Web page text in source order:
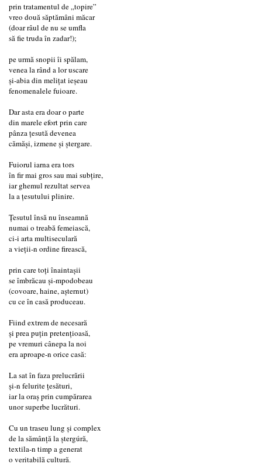
prin tratamentul de „topire”
vreo două săptămâni măcar
(doar râul de nu se umfla
să fie truda în zadar!);
pe urmă snopii îi spălam,
venea la rând a lor uscare
și-abia din melițat ieșeau
fenomenalele fuioare.
Dar asta era doar o parte
din marele efort prin care
pânza țesută devenea
cămăși, izmene și ștergare.
Fuiorul iarna era tors
în fir mai gros sau mai subțire,
iar ghemul rezultat servea
la a țesutului plinire.
Țesutul însă nu înseamnă
numai o treabă femeiască,
ci-i arta multiseculară
a vieții-n ordine firească,
prin care toți înaintașii
se îmbrăcau și-mpodobeau
(covoare, haine, așternut)
cu ce în casă produceau.
Fiind extrem de necesară
și prea puțin pretențioasă,
pe vremuri cânepa la noi
era aproape-n orice casă:
La sat în faza prelucrării
și-n felurite țesături,
iar la oraș prin cumpărarea
unor superbe lucrături.
Cu un traseu lung și complex
de la sămânță la ștergúră,
textila-n timp a generat
o veritabilă cultură.